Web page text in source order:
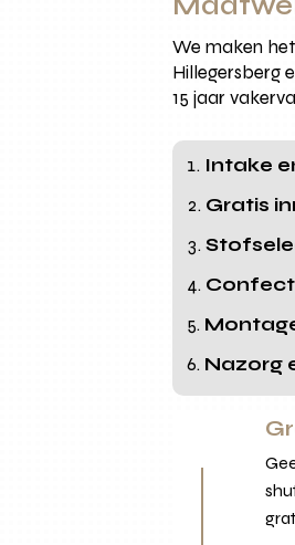
We maken
Hillegersberg
15 jaar
Intake
Gratis
Nazorg